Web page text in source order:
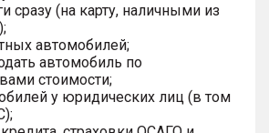
сразу (на карту, наличными из
автомобилей;
автомобиль по
стоимости;
у юридических лиц (в том